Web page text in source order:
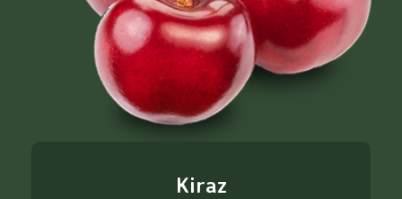
Kiraz